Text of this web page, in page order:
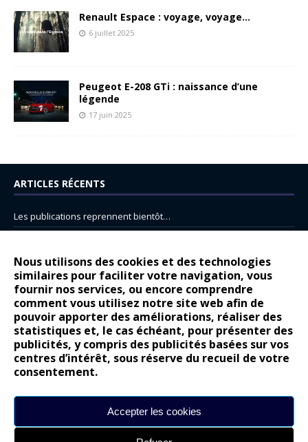
Nous utilisons des cookies et des technologies
similaires pour faciliter votre navigation, vous
fournir nos services, ou encore comprendre
comment vous utilisez notre site web afin de
pouvoir apporter des améliorations, réaliser des
statistiques et, le cas échéant, pour présenter des
publicités, y compris des publicités basées sur vos
centres d’intérêt, sous réserve du recueil de votre
consentement.
Accepter les cookies
Renault Espace : voyage, voyage…
6 juillet 2025
Peugeot E-208 GTi : naissance d’une
légende
17 juin 2025
ARTICLES RÉCENTS
Les publications reprennent bientôt…
14 juillet : nouveau film de marque pour Citroën
Renault Espace : voyage, voyage…
Peugeot E-208 GTi : naissance d’une légende
COMMENTAIRES RÉCENTS
Bernard DardartdansDacia Sandero : pour les gens vrais
Alpine A290 : L’irrésistible attraction de la légèreté
leroydansLancia Ypsilon : naturellement envoûtante ?